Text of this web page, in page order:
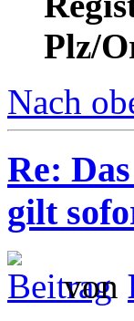
Plz/
Nach
Re:
gilt
von